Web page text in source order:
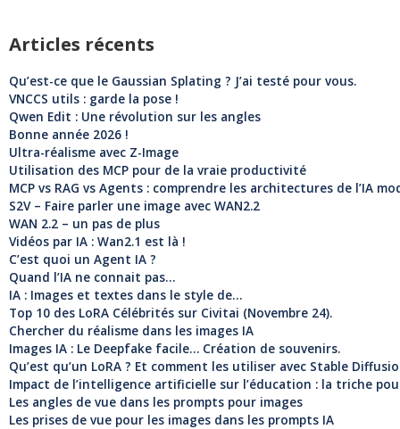
l’article
Articles récents
Qu’est-ce que le Gaussian Splating ? J’ai testé pour vous.
VNCCS utils : garde la pose !
Qwen Edit : Une révolution sur les angles
Bonne année 2026 !
Ultra-réalisme avec Z-Image
Utilisation des MCP pour de la vraie productivité
MCP vs RAG vs Agents : comprendre les architectures de l’IA
S2V – Faire parler une image avec WAN2.2
WAN 2.2 – un pas de plus
Vidéos par IA : Wan2.1 est là !
C’est quoi un Agent IA ?
Quand l’IA ne connait pas…
IA : Images et textes dans le style de…
Top 10 des LoRA Célébrités sur Civitai (Novembre 24).
Chercher du réalisme dans les images IA
Images IA : Le Deepfake facile… Création de souvenirs.
Qu’est qu’un LoRA ? Et comment les utiliser avec Stable
Impact de l’intelligence artificielle sur l’éducation : la triche
Les angles de vue dans les prompts pour images
Les prises de vue pour les images dans les prompts IA